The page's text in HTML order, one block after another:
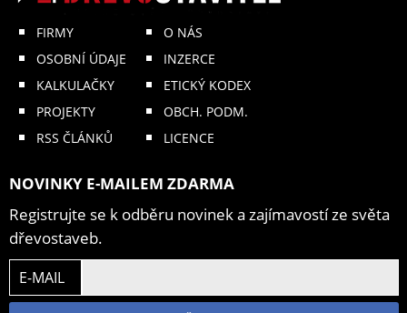
FIRMY
OSOBNÍ ÚDAJE
KALKULAČKY
PROJEKTY
RSS ČLÁNKŮ
O NÁS
INZERCE
ETICKÝ KODEX
OBCH. PODM.
LICENCE
NOVINKY E-MAILEM ZDARMA
Registrujte se k odběru novinek a zajímavostí ze světa
dřevostaveb.
E-MAIL